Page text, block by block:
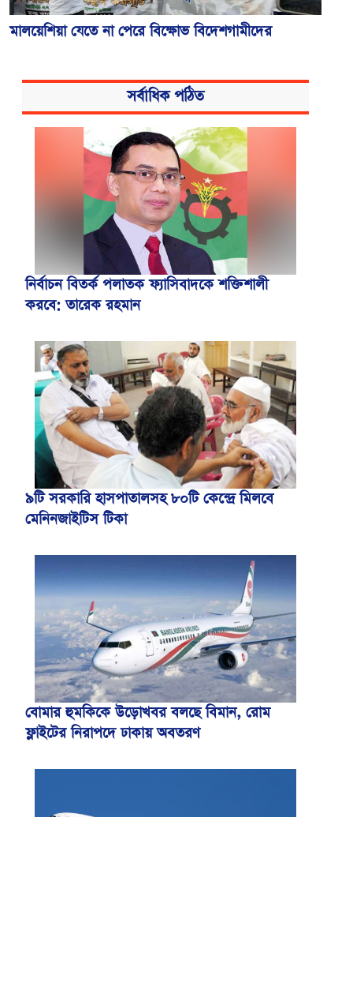
মালয়েশিয়া যেতে না পেরে বিক্ষোভ বিদেশগামীদের
সর্বাধিক পঠিত
নির্বাচন বিতর্ক পলাতক ফ্যাসিবাদকে শক্তিশালী
করবে: তারেক রহমান
৯টি সরকারি হাসপাতালসহ ৮০টি কেন্দ্রে মিলবে
মেনিনজাইটিস টিকা
বোমার হুমকিকে উড়োখবর বলছে বিমান, রোম
ফ্লাইটের নিরাপদে ঢাকায় অবতরণ